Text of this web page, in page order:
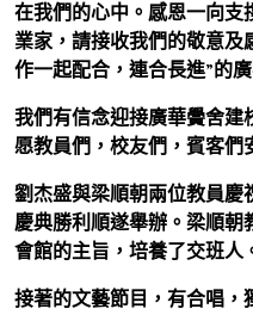
在我們的心中。感恩一向支
業家，請接收我們的敬意及
作一起配合，連合長進”的
我們有信念迎接廣華黌舍建
愿教員們，校友們，賓客們
劉杰盛與梁順朝兩位教員慶
慶典勝利順遂舉辦。梁順朝
會館的主旨，培養了交班人
接著的文藝節目，有合唱，